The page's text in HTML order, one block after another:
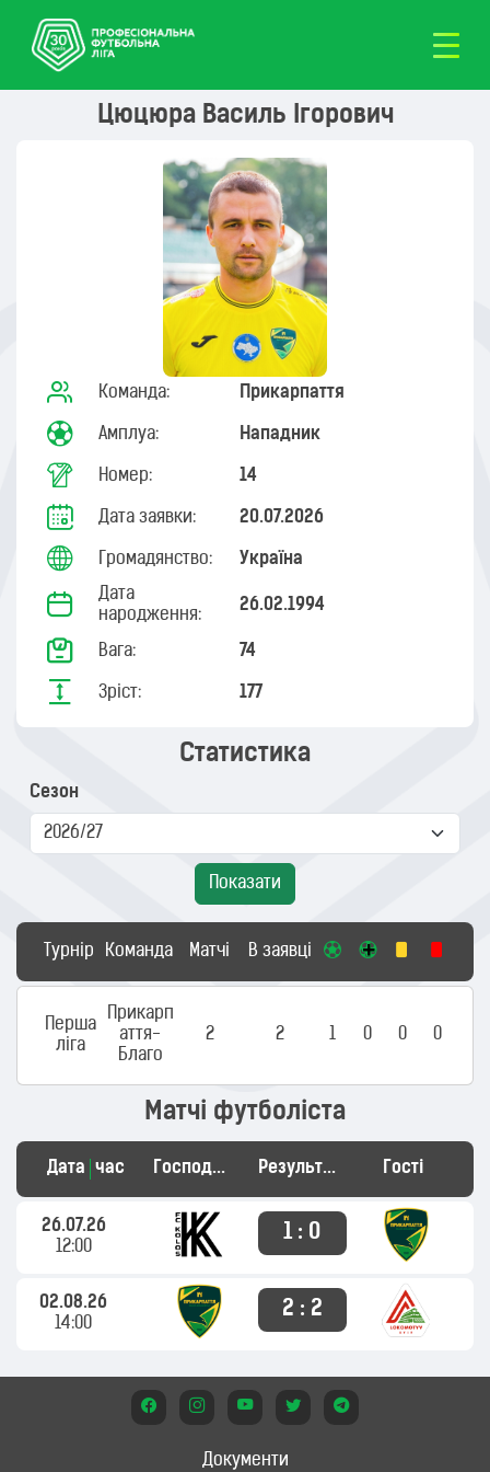
Цюцюра Василь Ігорович
Команда: Прикарпаття
Амплуа: Нападник
Номер: 14
Дата заявки: 20.07.2026
Громадянство: Україна
Дата
народження:
26.02.1994
Вага: 74
Зріст: 177
Статистика
Сезон
Показати
Турнір Команда Матчі В заявці
Перша
ліга
Прикарп
аття-
Благо
2 2 1 0 0 0
Матчі футболіста
Дата час Господарі Результат Гості
26.07.26
12:00
1 : 0
02.08.26
14:00
2 : 2
Документи